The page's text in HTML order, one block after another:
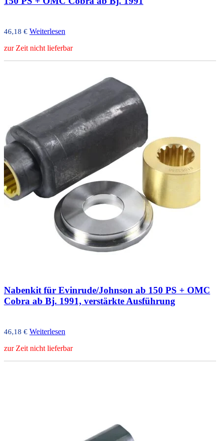
46,18 € Weiterlesen
zur Zeit nicht lieferbar
Nabenkit für Evinrude/Johnson ab 150 PS + OMC
Cobra ab Bj. 1991, verstärkte Ausführung
46,18 € Weiterlesen
zur Zeit nicht lieferbar